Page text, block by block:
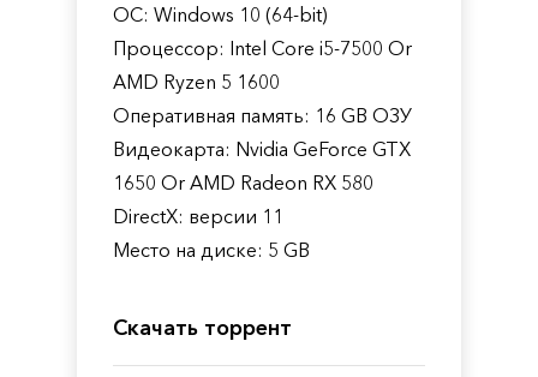
ОС: Windows 10 (64-bit)
Процессор: Intel Core i5-7500 Or
AMD Ryzen 5 1600
Оперативная память: 16 GB ОЗУ
Видеокарта: Nvidia GeForce GTX
1650 Or AMD Radeon RX 580
DirectX: версии 11
Место на диске: 5 GB
Скачать торрент